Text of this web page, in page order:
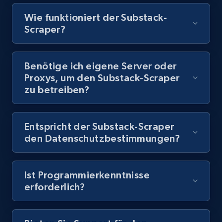
8.1K+
Youtube - Videos posts - Discovery records
by Explore page URL
URL, Title, Youtuber, Youtuber md5, Video url,
Video length, Likes, Views, and more.
by podcast url
Wie funktioniert der Substack-
Scraper?
Benötige ich eigene Server oder
Proxys, um den Substack-Scraper
zu betreiben?
Entspricht der Substack-Scraper
den Datenschutzbestimmungen?
Ist Programmierkenntnisse
erforderlich?